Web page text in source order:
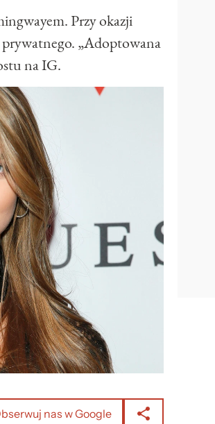
Przy okazji
prywatnego. „Adoptowana
na IG.
nas w Google